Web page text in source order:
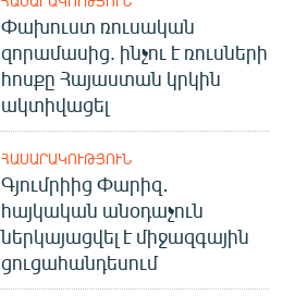
Փախուստ ռուսական
զորամասից. ինչու է ռուսների
հոսքը Հայաստան կրկին
ակտիվացել
ՀԱՍԱՐԱԿՈՒԹՅՈՒՆ
Գյումրիից Փարիզ․
հայկական անօդաչուն
ներկայացվել է միջազգային
ցուցահանդեսում